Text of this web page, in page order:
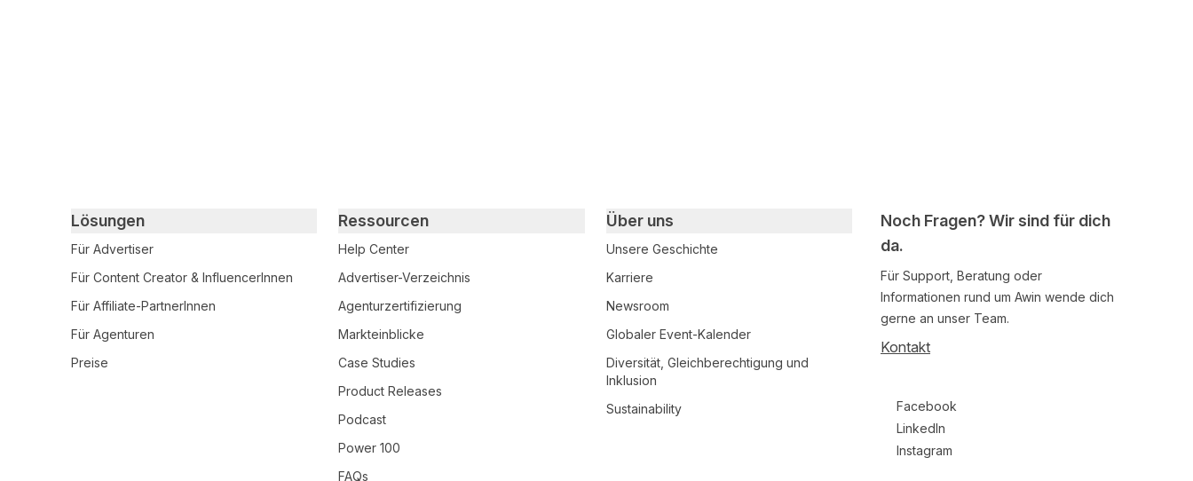
Noch Fragen? Wir sind für dich
da.
Für Support, Beratung oder
Informationen rund um Awin wende dich
gerne an unser Team.
Kontakt
Facebook
LinkedIn
Instagram
Primary footer navigation
Lösungen
Für Advertiser
Für Content Creator & InfluencerInnen
Für Affiliate-PartnerInnen
Für Agenturen
Preise
Ressourcen
Help Center
Advertiser-Verzeichnis
Agenturzertifizierung
Markteinblicke
Case Studies
Product Releases
Podcast
Power 100
FAQs
Über uns
Unsere Geschichte
Karriere
Newsroom
Globaler Event-Kalender
Diversität, Gleichberechtigung und
Inklusion
Sustainability